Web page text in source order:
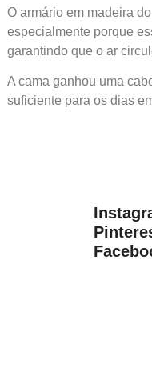
O armário em madeira
especialmente porque
garantindo que o ar
A cama ganhou uma
suficiente para os dias